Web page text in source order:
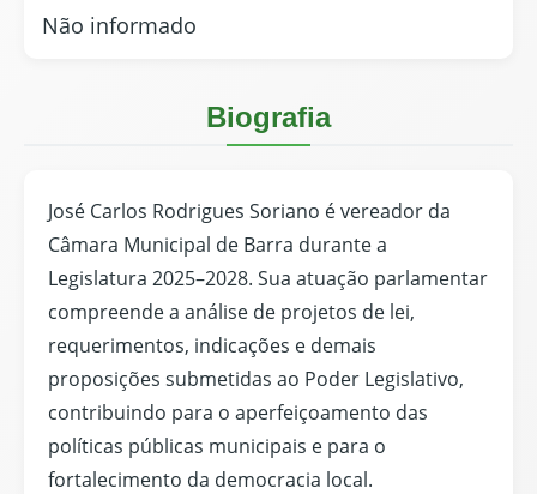
Não informado
Biografia
José Carlos Rodrigues Soriano é vereador da
Câmara Municipal de Barra durante a
Legislatura 2025–2028. Sua atuação parlamentar
compreende a análise de projetos de lei,
requerimentos, indicações e demais
proposições submetidas ao Poder Legislativo,
contribuindo para o aperfeiçoamento das
políticas públicas municipais e para o
fortalecimento da democracia local.